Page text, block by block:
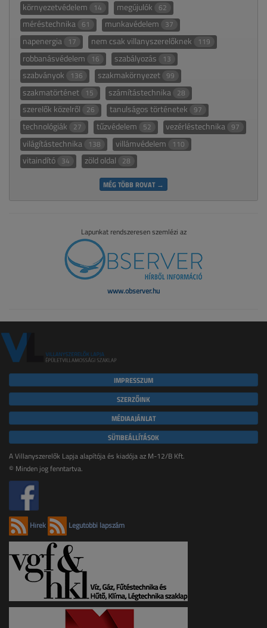
környezetvédelem 14 megújulók 62
méréstechnika 61 munkavédelem 37
napenergia 17 nem csak villanyszerelőknek 119
robbanásvédelem 16 szabályozás 13
szabványok 136 szakmakörnyezet 99
szakmatörténet 15 számítástechnika 28
szerelők közelről 26 tanulságos történetek 97
technológiák 27 tűzvédelem 52 vezérléstechnika 97
világítástechnika 138 villámvédelem 110
vitaindító 34 zöld oldal 28
MÉG TÖBB ROVAT →
Lapunkat rendszeresen szemlézi az
www.observer.hu
IMPRESSZUM
SZERZŐINK
MÉDIAAJÁNLAT
SÜTIBEÁLLÍTÁSOK
A Villanyszerelők Lapja alapítója és kiadója az M-12/B Kft.
© Minden jog fenntartva.
Hírek Legutóbbi lapszám